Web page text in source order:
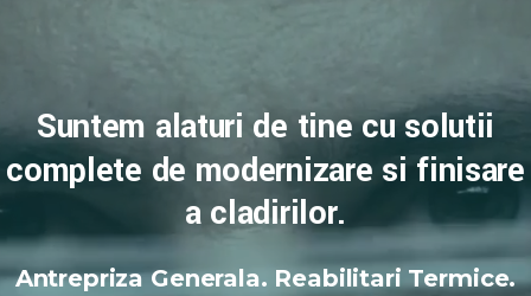
Suntem alaturi de tinecusolutii
complete de modernizare si finisare
a cladirilor.
Antrepriza Generala. Reabilitari Termice.